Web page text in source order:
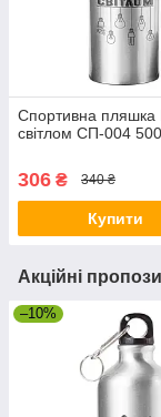
Спортивна пляшка
світлом СП-004
306 ₴ 340 ₴
Купити
Акційні
–10%